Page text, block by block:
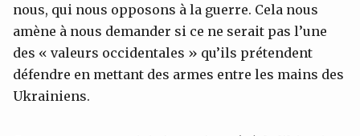
nous, qui nous opposons à la guerre. Cela nous
amène à nous demander si ce ne serait pas l’une
des « valeurs occidentales » qu’ils prétendent
défendre en mettant des armes entre les mains des
Ukrainiens.